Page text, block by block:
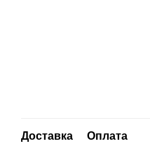
Доставка
Оплата